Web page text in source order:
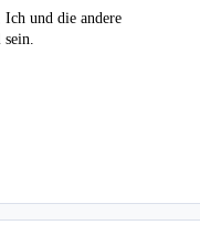
und die andere